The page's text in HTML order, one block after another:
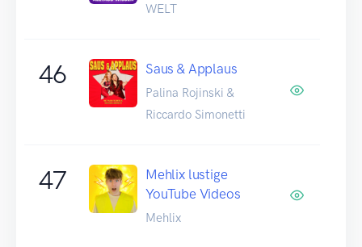
WELT
46 Saus & Applaus
Palina Rojinski &
Riccardo Simonetti
47
Mehlix lustige
YouTube Videos
Mehlix